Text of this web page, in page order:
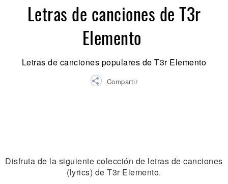
Letras de canciones de T3r
Elemento
Letras de canciones populares de T3r Elemento
Compartir
Disfruta de la siguiente colección de letras de canciones
(lyrics) de T3r Elemento.